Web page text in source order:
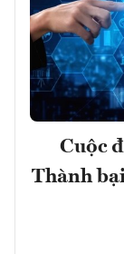
Cuộc
Thành